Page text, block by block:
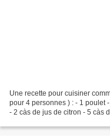
Une recette pour cuisiner
pour 4 personnes ) : - 1 poulet
- 2 càs de jus de citron - 5 càs